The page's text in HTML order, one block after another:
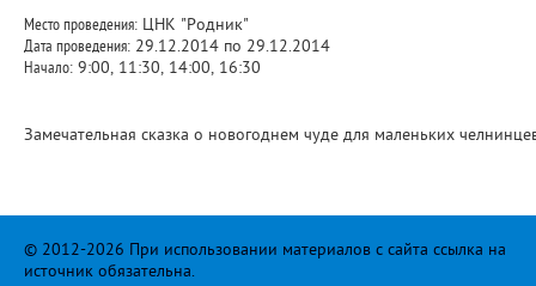
Место проведения: ЦНК "Родник"
Дата проведения: 29.12.2014 по 29.12.2014
Начало: 9:00, 11:30, 14:00, 16:30
Замечательная сказка о новогоднем чуде для маленьких
© 2012-2026 При использовании материалов с сайта ссылка на
источник обязательна.